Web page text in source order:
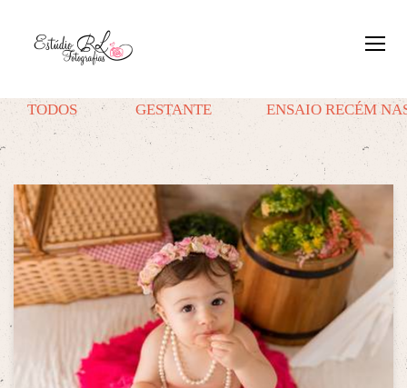
TODOS GESTANTE ENSAIO RECÉM